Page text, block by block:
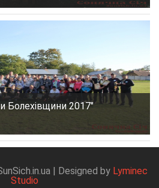
Болехівщини 2017"
| Designed by Lyminec
Studio